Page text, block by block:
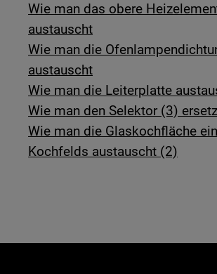
Wie man das obere
austauscht
Wie man die
austauscht
Wie man die Leiterplatte
Wie man den Selektor (3)
Wie man die Glaskochfläche
Kochfelds austauscht (2)